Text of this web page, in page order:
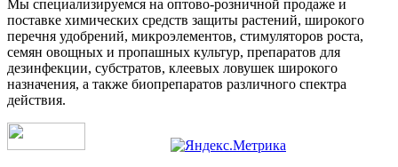
Мы специализируемся на оптово-розничной продаже и
поставке химических средств защиты растений, широкого
перечня удобрений, микроэлементов, стимуляторов роста,
семян овощных и пропашных культур, препаратов для
дезинфекции, субстратов, клеевых ловушек широкого
назначения, а также биопрепаратов различного спектра
действия.